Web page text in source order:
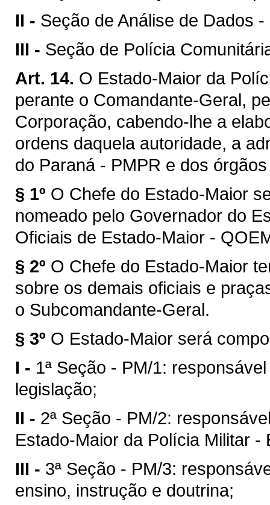
II - Seção de Análise de Dados -
III - Seção de Polícia
Art. 14. O Estado-Maior da
perante o Comandante-Geral,
Corporação, cabendo-lhe a
ordens daquela autoridade, a
do Paraná - PMPR e dos
§ 1º O Chefe do Estado-Maior
nomeado pelo Governador do
Oficiais de Estado-Maior -
§ 2º O Chefe do Estado-Maior
sobre os demais oficiais e
o Subcomandante-Geral.
§ 3º O Estado-Maior será
I - 1ª Seção - PM/1:
legislação;
II - 2ª Seção - PM/2:
Estado-Maior da Polícia Militar -
III - 3ª Seção - PM/3:
ensino, instrução e doutrina;